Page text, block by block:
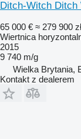
Ditch-Witch Ditch
65 000 € ≈ 279 900 zł
Wiertnica
2015
9 740 m/g
Wielka Brytania,
Kontakt z dealerem